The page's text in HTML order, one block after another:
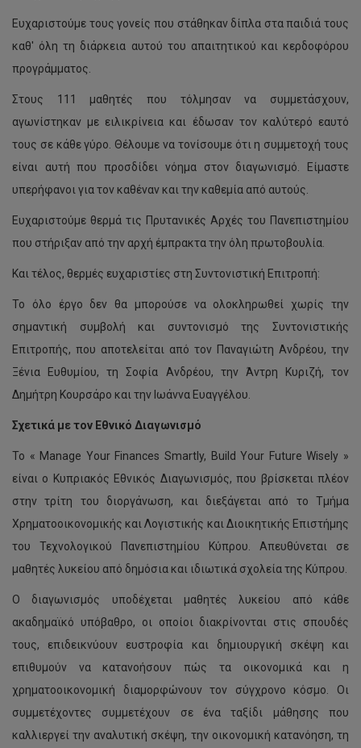
Ευχαριστούμε τους γονείς που στάθηκαν δίπλα στα παιδιά τους
καθ' όλη τη διάρκεια αυτού του απαιτητικού και κερδοφόρου
προγράμματος.
Στους 111 μαθητές που τόλμησαν να συμμετάσχουν,
αγωνίστηκαν με ειλικρίνεια και έδωσαν τον καλύτερό εαυτό
τους σε κάθε γύρο. Θέλουμε να τονίσουμε ότι η συμμετοχή τους
είναι αυτή που προσδίδει νόημα στον διαγωνισμό. Είμαστε
υπερήφανοι για τον καθέναν και την καθεμία από αυτούς.
Ευχαριστούμε θερμά τις Πρυτανικές Αρχές του Πανεπιστημίου
που στήριξαν από την αρχή έμπρακτα την όλη πρωτοβουλία.
Και τέλος, θερμές ευχαριστίες στη Συντονιστική Επιτροπή:
Το όλο έργο δεν θα μπορούσε να ολοκληρωθεί χωρίς την
σημαντική συμβολή και συντονισμό της Συντονιστικής
Επιτροπής, που αποτελείται από τον Παναγιώτη Ανδρέου, την
Ξένια Ευθυμίου, τη Σοφία Ανδρέου, την Άντρη Κυριζή, τον
Δημήτρη Κουρσάρο και την Ιωάννα Ευαγγέλου.
Σχετικά με τον Εθνικό Διαγωνισμό
Το « Manage Your Finances Smartly, Build Your Future Wisely »
είναι ο Κυπριακός Εθνικός Διαγωνισμός, που βρίσκεται πλέον
στην τρίτη του διοργάνωση, και διεξάγεται από το Τμήμα
Χρηματοοικονομικής και Λογιστικής και Διοικητικής Επιστήμης
του Τεχνολογικού Πανεπιστημίου Κύπρου. Απευθύνεται σε
μαθητές λυκείου από δημόσια και ιδιωτικά σχολεία της Κύπρου.
Ο διαγωνισμός υποδέχεται μαθητές λυκείου από κάθε
ακαδημαϊκό υπόβαθρο, οι οποίοι διακρίνονται στις σπουδές
τους, επιδεικνύουν ευστροφία και δημιουργική σκέψη και
επιθυμούν να κατανοήσουν πώς τα οικονομικά και η
χρηματοοικονομική διαμορφώνουν τον σύγχρονο κόσμο. Οι
συμμετέχοντες συμμετέχουν σε ένα ταξίδι μάθησης που
καλλιεργεί την αναλυτική σκέψη, την οικονομική κατανόηση, τη